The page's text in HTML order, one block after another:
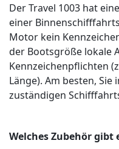
Der Travel 1003 hat
einer
Motor kein
der Bootsgröße lokale
Kennzeichenpflichten
Länge). Am besten,
zuständigen
Welches Zubehör gibt